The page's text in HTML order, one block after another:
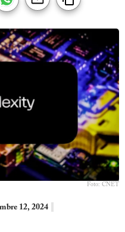
Foto: CNET
12, 2024